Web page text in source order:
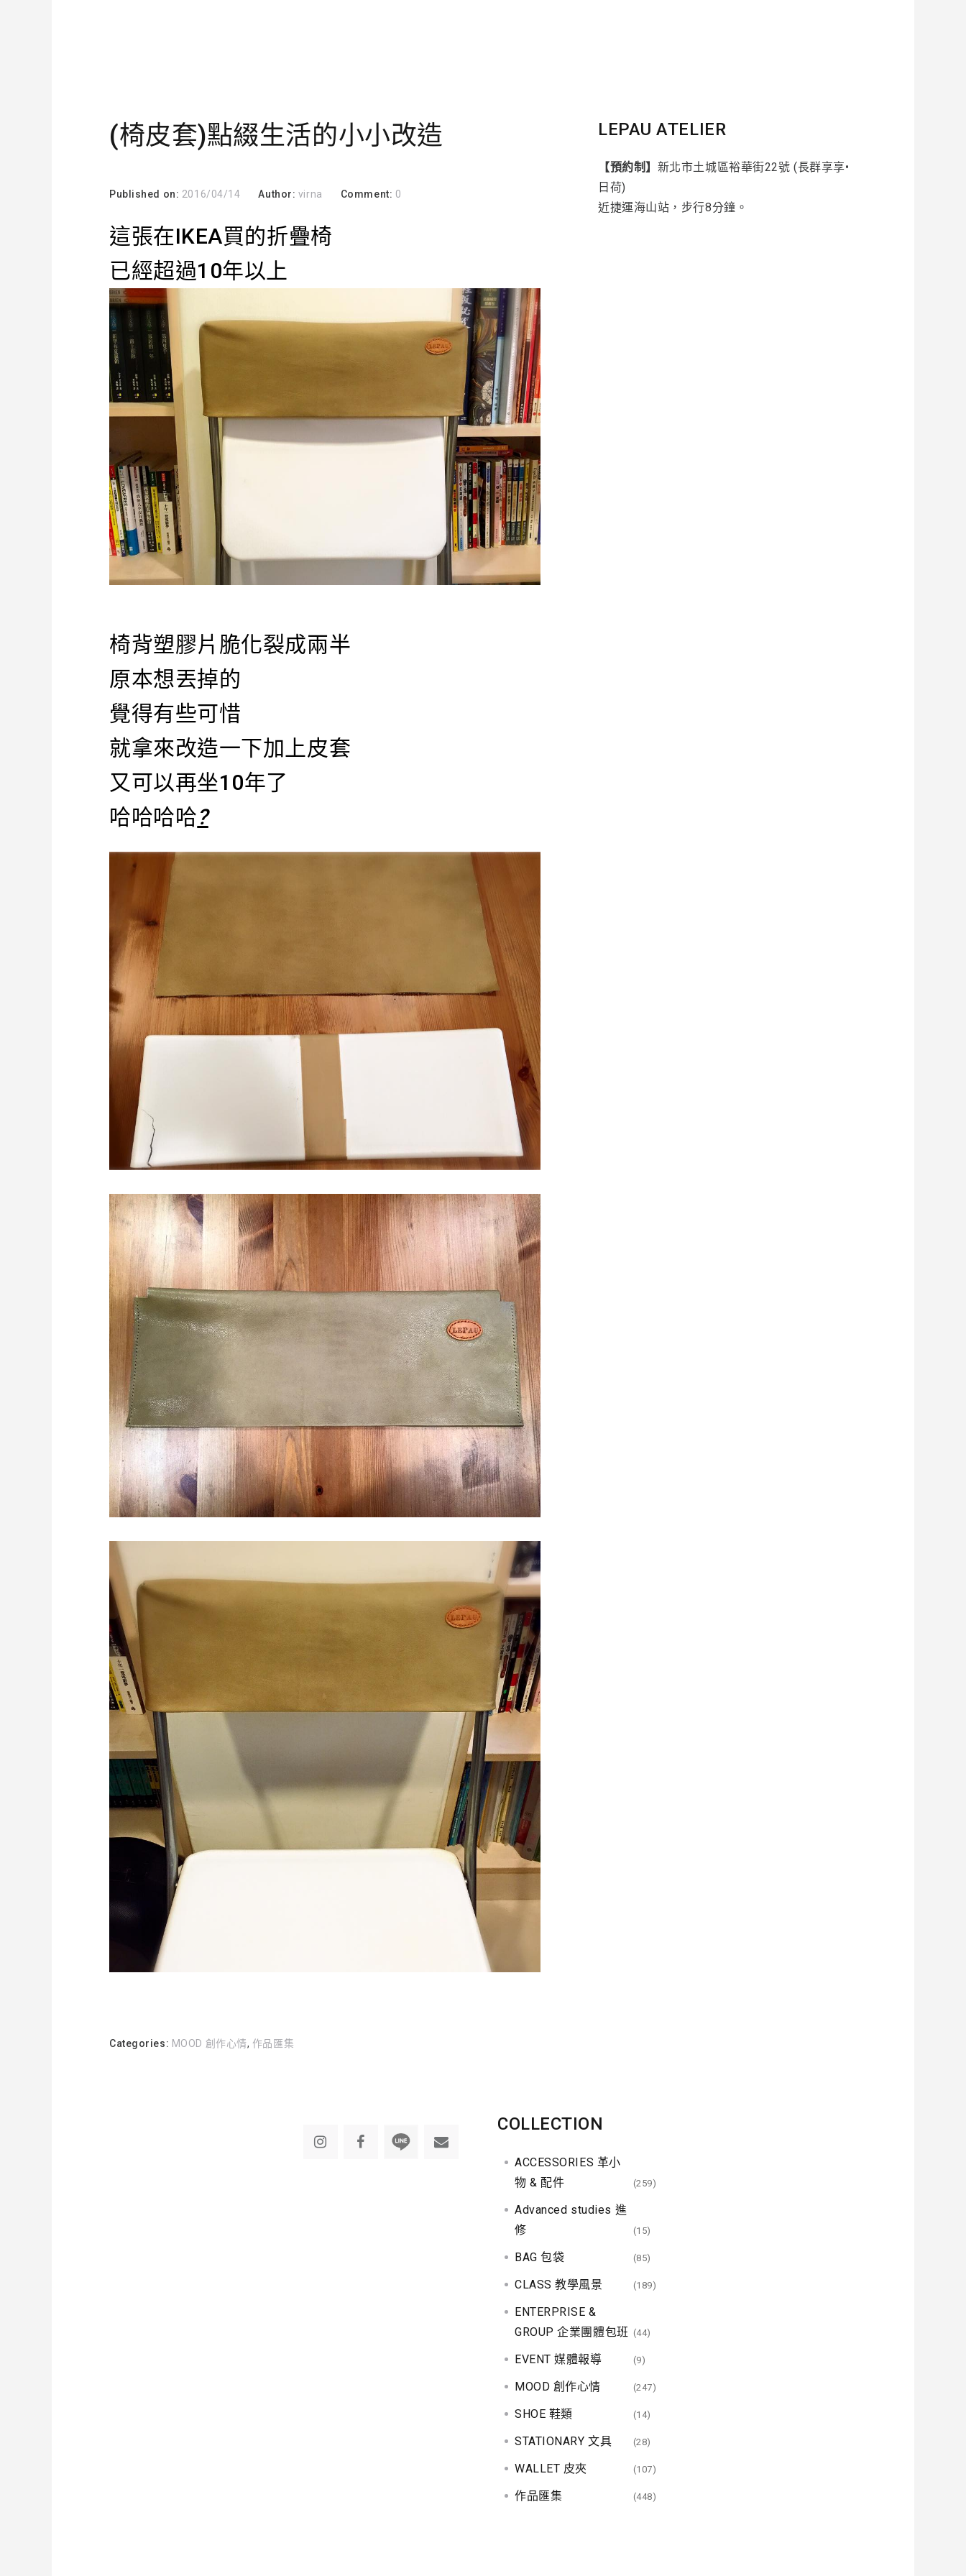
(椅皮套)點綴生活的小小改造
Published on: 2016/04/14 Author: virna Comment: 0
這張在IKEA買的折疊椅
已經超過10年以上
椅背塑膠片脆化裂成兩半
原本想丟掉的
覺得有些可惜
就拿來改造一下加上皮套
又可以再坐10年了
哈哈哈哈?
Categories: MOOD 創作心情, 作品匯集
LEPAU ATELIER
【預約制】 新北市土城區裕華街22號 (長群享享•
日荷)
近捷運海山站，步行8分鐘。
COLLECTION
ACCESSORIES 革小
物 & 配件
(259)
Advanced studies 進
修
(15)
BAG 包袋 (85)
CLASS 教學風景 (189)
ENTERPRISE &
GROUP 企業團體包班 (44)
EVENT 媒體報導 (9)
MOOD 創作心情 (247)
SHOE 鞋類 (14)
STATIONARY 文具 (28)
WALLET 皮夾 (107)
作品匯集 (448)